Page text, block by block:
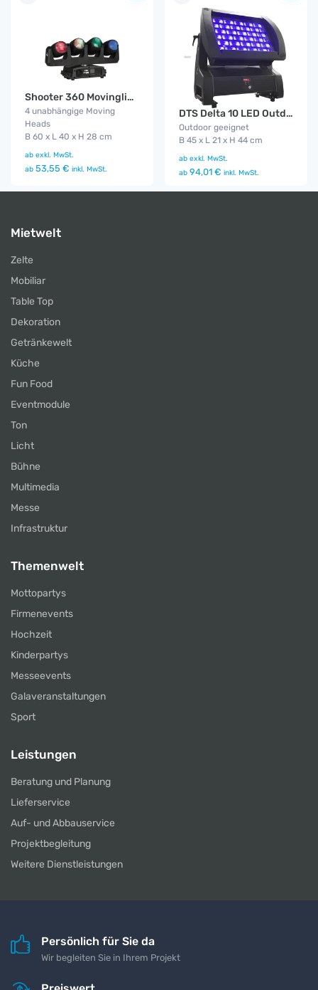
Shooter 360 Movinglight
4 unabhängige Moving
Heads
B 60 x L 40 x H 28 cm
ab exkl. MwSt.
ab 53,55 € inkl. MwSt.
DTS Delta 10 LED Outdoor Funk
Outdoor geeignet
B 45 x L 21 x H 44 cm
ab exkl. MwSt.
ab 94,01 € inkl. MwSt.
Mietwelt
Zelte
Mobiliar
Table Top
Dekoration
Getränkewelt
Küche
Fun Food
Eventmodule
Ton
Licht
Bühne
Multimedia
Messe
Infrastruktur
Themenwelt
Mottopartys
Firmenevents
Hochzeit
Kinderpartys
Messeevents
Galaveranstaltungen
Sport
Leistungen
Beratung und Planung
Lieferservice
Auf- und Abbauservice
Projektbegleitung
Weitere Dienstleistungen
Persönlich für Sie da
Wir begleiten Sie in Ihrem Projekt